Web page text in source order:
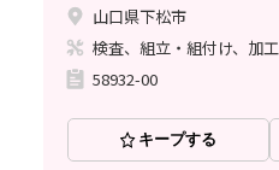
山口県下松市
検査、組立・組付け、加工
58932-00
キープする